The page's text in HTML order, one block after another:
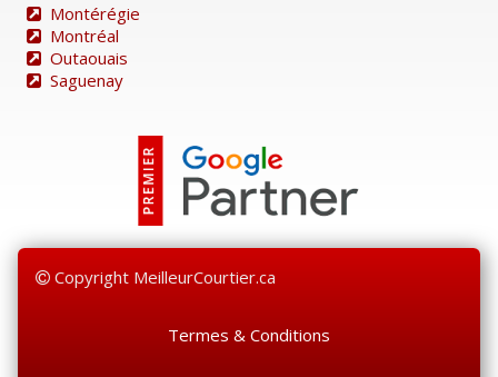
Montérégie
Montréal
Outaouais
Saguenay
Copyright MeilleurCourtier.ca
Termes & Conditions